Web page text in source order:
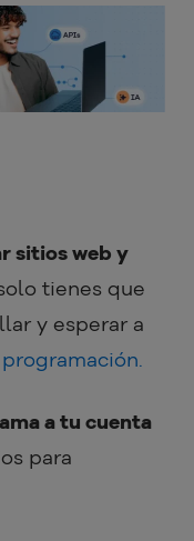
sitios web y
tienes que
y esperar a
a tu cuenta
para